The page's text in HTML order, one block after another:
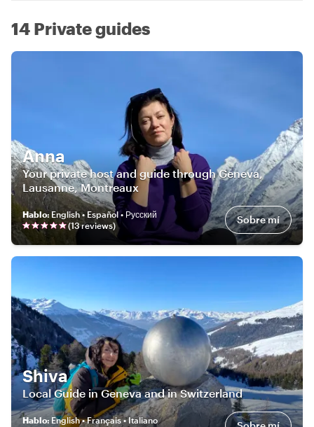
14 Private guides
Anna
Your private host and guide through Geneva,
Lausanne, Montreaux
Hablo: English • Español • Русский
(13reviews) Sobre mí
Shiva
Local Guide in Geneva and in Switzerland
Hablo: English • Français • Italiano